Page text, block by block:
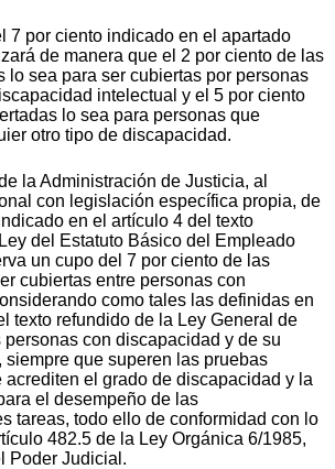
7 por ciento indicado en el apartado
de manera que el 2 por ciento de las
lo sea para ser cubiertas por personas
intelectual y el 5 por ciento
lo sea para personas que
otro tipo de discapacidad.
la Administración de Justicia, al
con legislación específica propia, de
en el artículo 4 del texto
del Estatuto Básico del Empleado
un cupo del 7 por ciento de las
cubiertas entre personas con
como tales las definidas en
texto refundido de la Ley General de
con discapacidad y de su
siempre que superen las pruebas
acrediten el grado de discapacidad y la
el desempeño de las
tareas, todo ello de conformidad con lo
482.5 de la Ley Orgánica 6/1985,
Poder Judicial.